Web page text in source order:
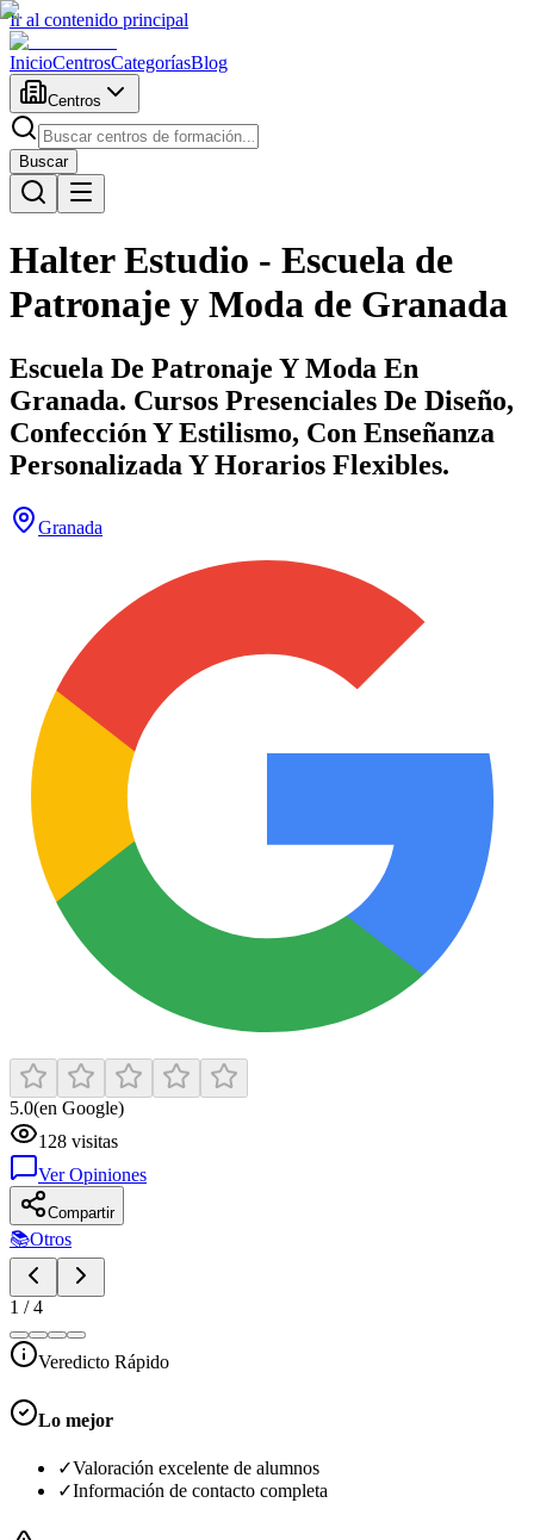
Ir al contenido principal
InicioCentrosCategoríasBlog
Centros
Buscar
Halter Estudio - Escuela de
Patronaje y Moda de Granada
Escuela De Patronaje Y Moda En
Granada. Cursos Presenciales De Diseño,
Confección Y Estilismo, Con Enseñanza
Personalizada Y Horarios Flexibles.
Granada
5.0(en Google)
128 visitas
Ver Opiniones
Compartir
📚Otros
1 /4
Veredicto Rápido
Lo mejor
✓Valoración excelente de alumnos
✓Información de contacto completa